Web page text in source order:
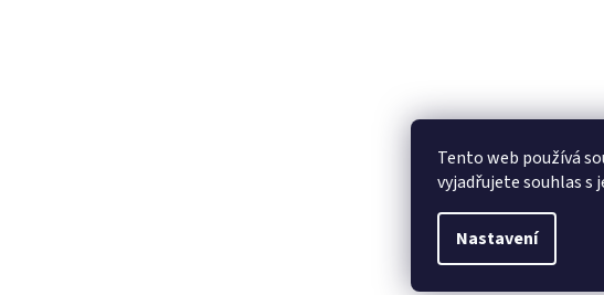
Tento web používá
vyjadřujete souhlas s
Nastavení